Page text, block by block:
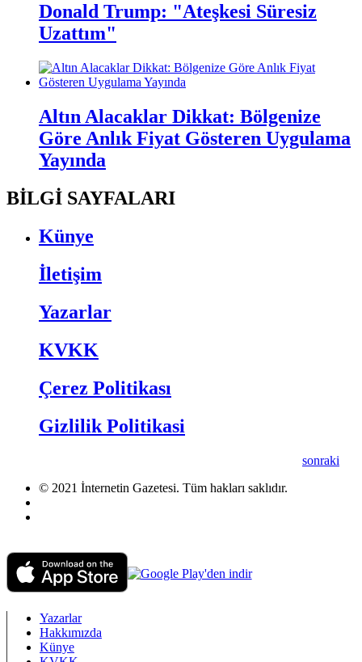
Donald Trump: "Ateşkesi Süresiz
Uzattım"
Altın Alacaklar Dikkat: Bölgenize
Göre Anlık Fiyat Gösteren Uygulama
Yayında
BİLGİ SAYFALARI
Künye
İletişim
Yazarlar
KVKK
Çerez Politikası
Gizlilik Politikasi
sonraki
© 2021 İnternetin Gazetesi. Tüm hakları saklıdır.
Yazarlar
Hakkımızda
Künye